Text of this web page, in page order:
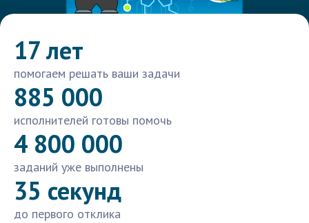
17 лет
помогаем решать ваши задачи
885 000
исполнителей готовы помочь
4 800 000
заданий уже выполнены
35 секунд
до первого отклика